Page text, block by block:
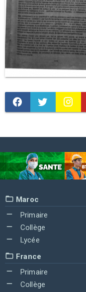
Maroc
Primaire
Collège
Lycée
France
Primaire
Collège